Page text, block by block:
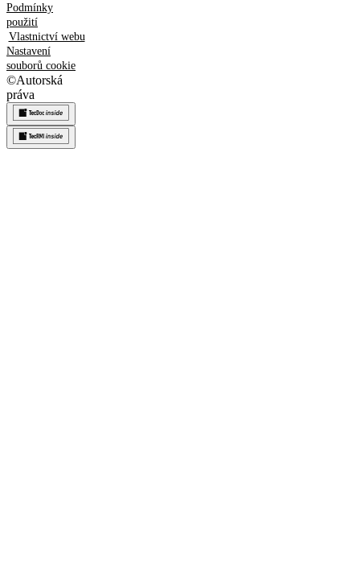
Podmínky
použití
Vlastnictví webu
Nastavení
souborů cookie
©Autorská
práva